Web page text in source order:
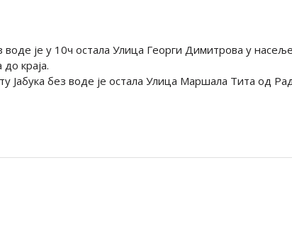
воде је у 10ч остала Улица Георги Димитрова у
краја.
Јабука без воде је остала Улица Маршала Тита од